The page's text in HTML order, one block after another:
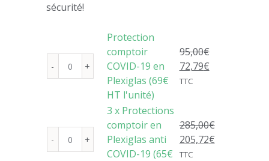
sécurité!
quantité
Protection
comptoir
COVID-
19
Protection
comptoir
COVID-19 en
Plexiglas (69€
HT l'unité)
95,00€
72,79€
TTC
quantité
3 x Protections
comptoir en
Plexiglas anti
COVID-19 (65€
285,00€
205,72€
TTC